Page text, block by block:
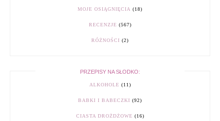
MOJE OSIĄGNIĘCIA (18)
RECENZJE (567)
RÓŻNOŚCI (2)
PRZEPISY NA SŁODKO:
ALKOHOLE (11)
BABKI I BABECZKI (92)
CIASTA DROŻDŻOWE (16)